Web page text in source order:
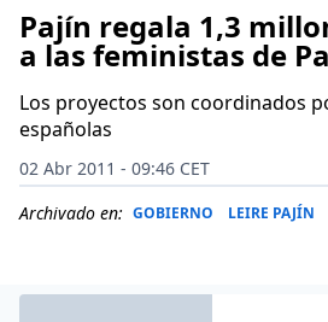
Pajín regala 1,3
a las feministas de
Los proyectos son coordinados
españolas
02 Abr 2011 - 09:46 CET
Archivado en: GOBIERNO LEIRE PAJÍN